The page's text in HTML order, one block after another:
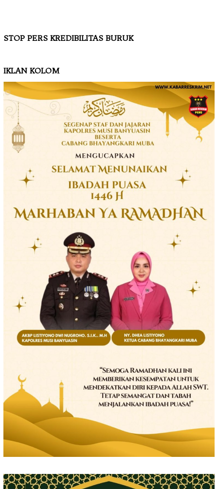
STOP PERS KREDIBILITAS BURUK
IKLAN KOLOM